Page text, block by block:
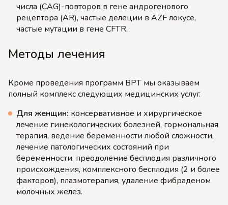
числа (CAG)-повторов в гене андрогенового
рецептора (AR), частые делеции в AZF локусе,
частые мутации в гене CFTR.
Методы лечения
Кроме проведения программ ВРТ мы оказываем
полный комплекс следующих медицинских услуг.
Для женщин: консервативное и хирургическое
лечение гинекологических болезней, гормональная
терапия, ведение беременности любой сложности,
лечение патологических состояний при
беременности, преодоление бесплодия различного
происхождения, комплексного бесплодия (2 и более
факторов), плазмотерапия, удаление фибраденом
молочных желез.